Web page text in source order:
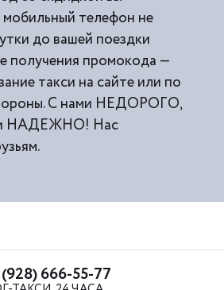
телефон не
до вашей поездки
получения промокода —
такси на сайте или по
С нами НЕДОРОГО,
Нас
666-55-77